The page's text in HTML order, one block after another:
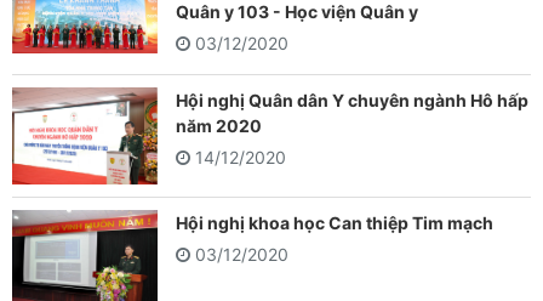
Quân y 103 - Học viện Quân y
03/12/2020
Hội nghị Quân dân Y chuyên ngành Hô hấp
năm 2020
14/12/2020
Hội nghị khoa học Can thiệp Tim mạch
03/12/2020